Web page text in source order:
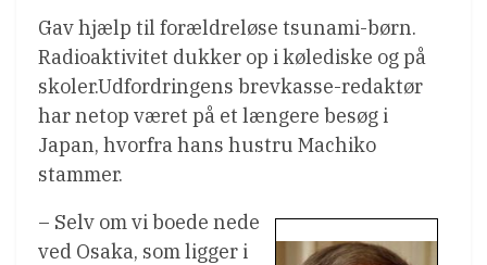
Gav hjælp til forældreløse tsunami-børn.
Radioaktivitet dukker op i kølediske og på
skoler.Udfordringens brevkasse-redaktør
har netop været på et længere besøg i
Japan, hvorfra hans hustru Machiko
stammer.
– Selv om vi boede nede
ved Osaka, som ligger i